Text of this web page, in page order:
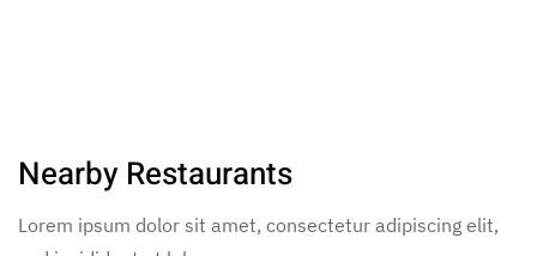
Nearby Restaurants
Lorem ipsum dolor sit amet, consectetur adipiscing elit,